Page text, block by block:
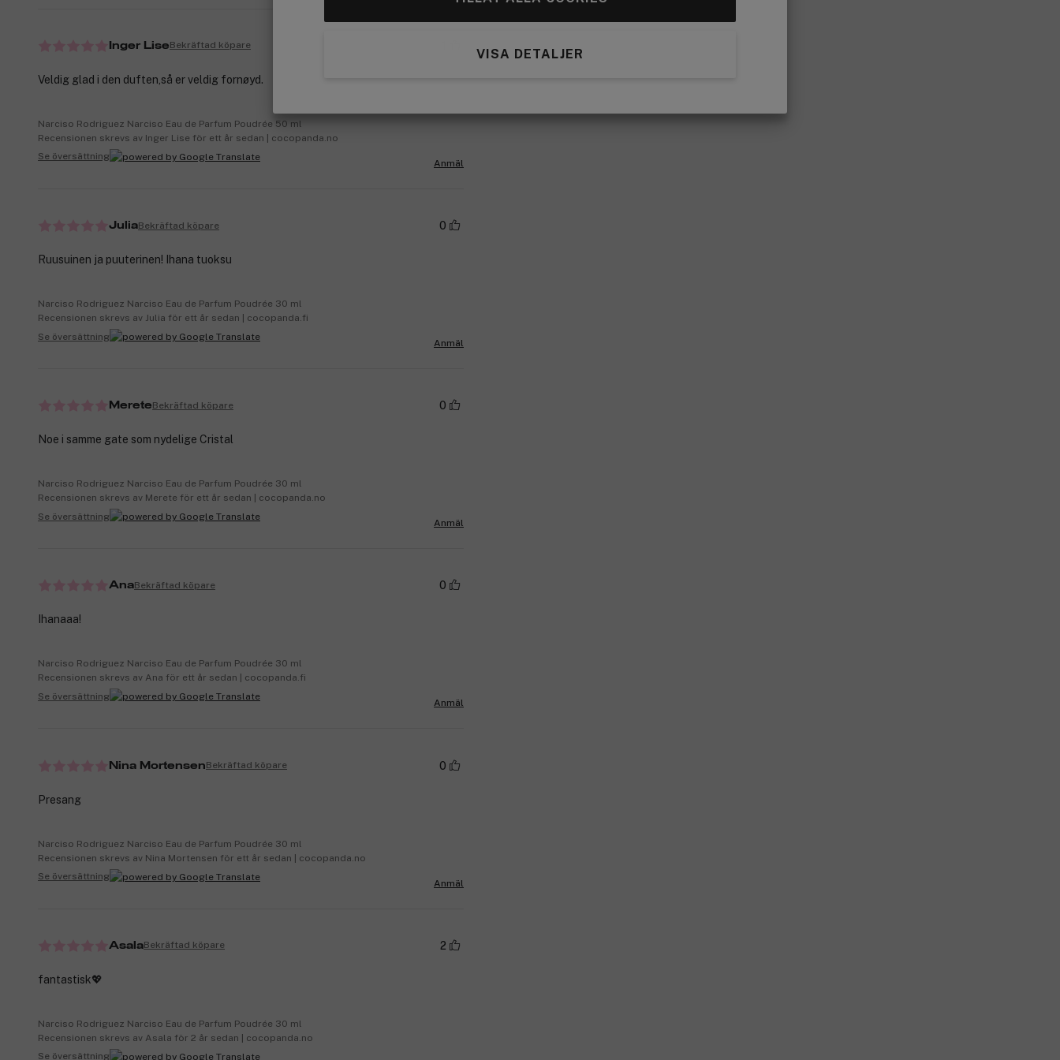
VISA DETALJER
Inger LiseBekräftad köpare
Veldig glad i den duften,så er veldig fornøyd.
Narciso Rodriguez Narciso Eau de Parfum Poudrée 50 ml
Recensionen skrevs av Inger Lise för ett år sedan | cocopanda.no
Se översättning
Anmäl
JuliaBekräftad köpare 0
Ruusuinen ja puuterinen! Ihana tuoksu
Narciso Rodriguez Narciso Eau de Parfum Poudrée 30 ml
Recensionen skrevs av Julia för ett år sedan | cocopanda.fi
Se översättning
Anmäl
MereteBekräftad köpare 0
Noe i samme gate som nydelige Cristal
Narciso Rodriguez Narciso Eau de Parfum Poudrée 30 ml
Recensionen skrevs av Merete för ett år sedan | cocopanda.no
Se översättning
Anmäl
AnaBekräftad köpare 0
Ihanaaa!
Narciso Rodriguez Narciso Eau de Parfum Poudrée 30 ml
Recensionen skrevs av Ana för ett år sedan | cocopanda.fi
Se översättning
Anmäl
Nina MortensenBekräftad köpare 0
Presang
Narciso Rodriguez Narciso Eau de Parfum Poudrée 30 ml
Recensionen skrevs av Nina Mortensen för ett år sedan | cocopanda.no
Se översättning
Anmäl
AsalaBekräftad köpare 2
fantastisk💖
Narciso Rodriguez Narciso Eau de Parfum Poudrée 30 ml
Recensionen skrevs av Asala för 2 år sedan | cocopanda.no
Se översättning